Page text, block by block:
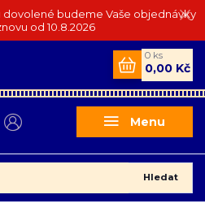
budeme Vaše objednávky
od 10.8.2026
Menu
Hledat
0 ks
0,00 Kč